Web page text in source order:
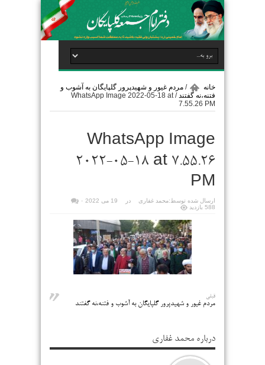
خانه / مردم غیور و شهیدپرور گلپایگان به آشوب و
فتنه،نه گفتند /
WhatsApp Image 2022-05-18 at
7.55.26 PM
WhatsApp Image
2022-05-18 at 7.55.26
PM
ارسال شده توسط:محمد غفاری در
۰
588 بازدید
قبلی
مردم غیور و شهیدپرور گلپایگان به آشوب و فتنه،نه گفتند
درباره محمد غفاری